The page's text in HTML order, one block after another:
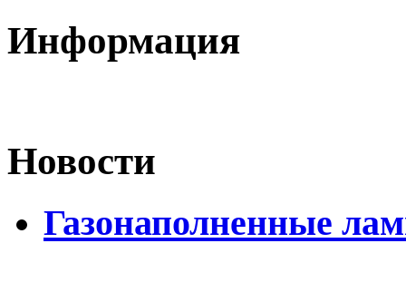
Информация
Новости
Газонаполненные